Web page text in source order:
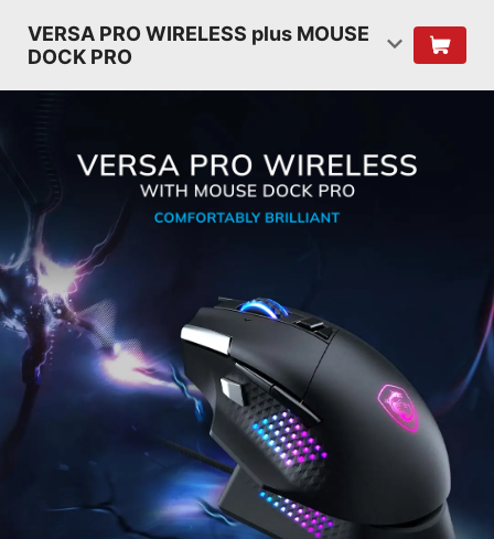
VERSA PRO WIRELESS plus MOUSE
DOCK PRO